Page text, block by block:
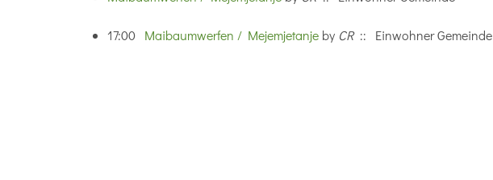
17:00 Maibaumwerfen / Mejemjetanje by CR:: Einwohner Gemeinde